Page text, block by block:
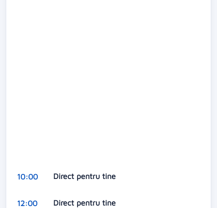
10:00 Direct pentru tine
12:00 Direct pentru tine